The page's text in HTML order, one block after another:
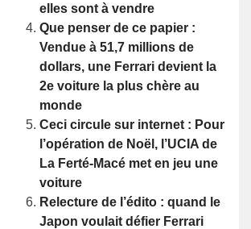
elles sont à vendre
Que penser de ce papier :
Vendue à 51,7 millions de
dollars, une Ferrari devient la
2e voiture la plus chère au
monde
Ceci circule sur internet : Pour
l’opération de Noël, l’UCIA de
La Ferté-Macé met en jeu une
voiture
Relecture de l’édito : quand le
Japon voulait défier Ferrari